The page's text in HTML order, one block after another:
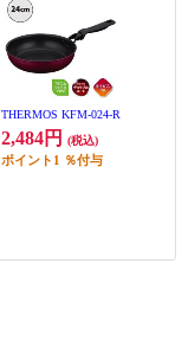
THERMOS KFM-024-R
2,484円 (税込)
ポイント 1 ％付与